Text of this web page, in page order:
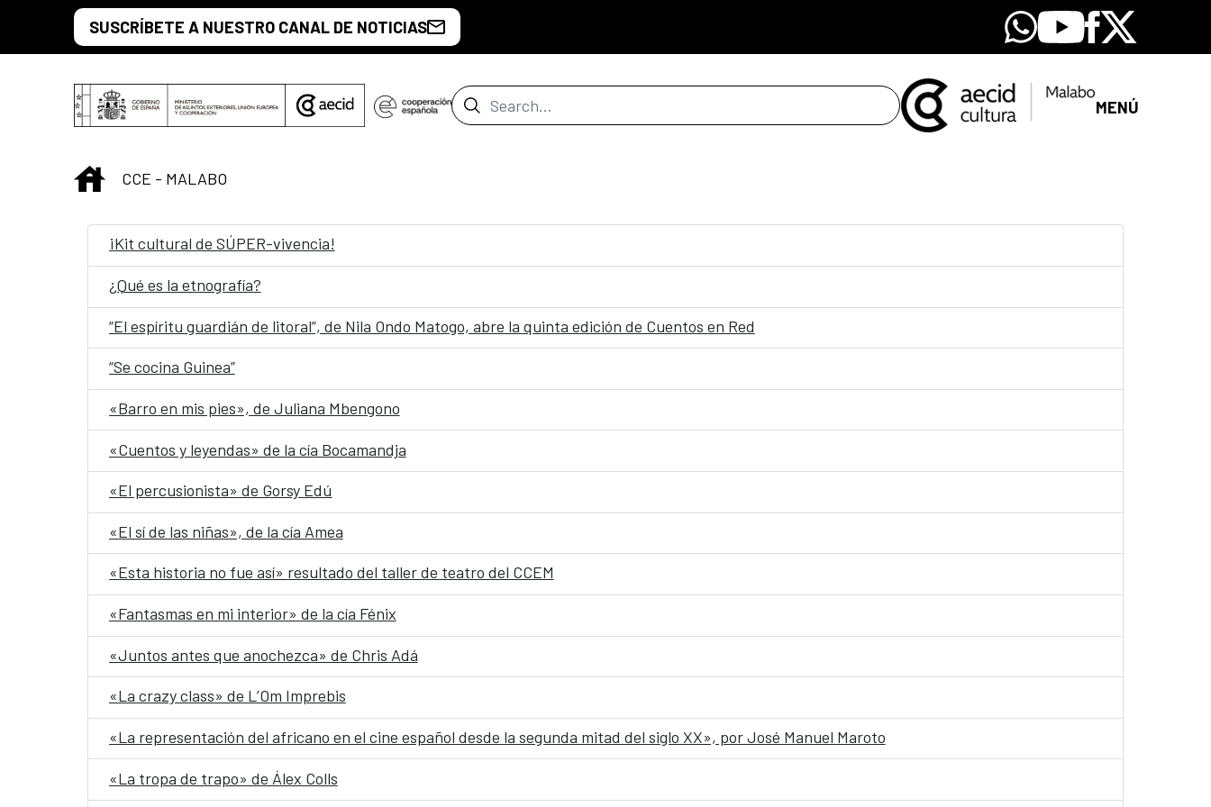
Skip to Main ContentSUSCRÍBETE A NUESTRO CANAL DE NOTICIAS Whatsapp
YoutubeFacebook
X
Search Bar MENÚ
INICIO
CCE - MALABO
¡Kit cultural de SÚPER-vivencia!
¿Qué es la etnografía?
“El espíritu guardián de litoral”, de Nila Ondo Matogo, abre la quinta edición de Cuentos en Red
“Se cocina Guinea”
«Barro en mis pies», de Juliana Mbengono
«Cuentos y leyendas» de la cía Bocamandja
«El percusionista» de Gorsy Edú
«El sí de las niñas», de la cía Amea
«Esta historia no fue así» resultado del taller de teatro del CCEM
«Fantasmas en mi interior» de la cía Fénix
«Juntos antes que anochezca» de Chris Adá
«La crazy class» de L’Om Imprebis
«La representación del africano en el cine español desde la segunda mitad del siglo XX», por José Manuel Maroto
«La tropa de trapo» de Álex Colls